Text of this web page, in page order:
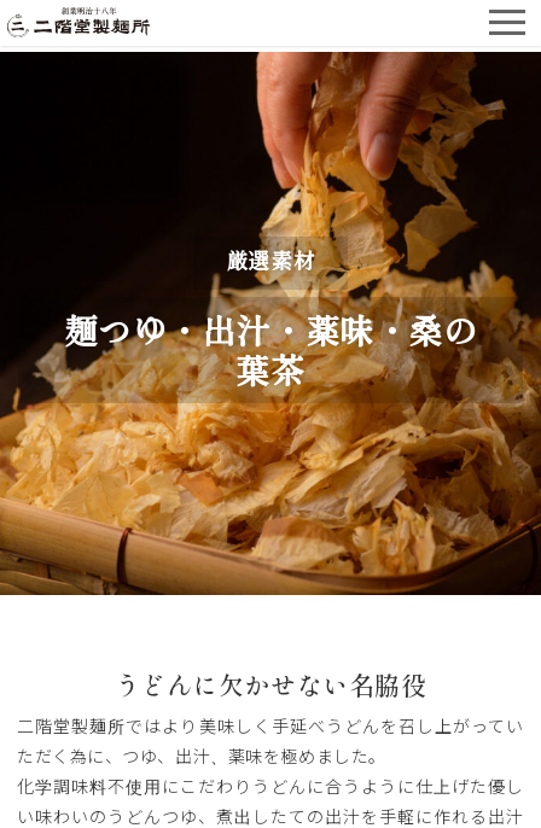
厳選素材
麺つゆ・出汁・薬味・桑の
葉茶
うどんに欠かせない名脇役
二階堂製麺所ではより美味しく手延べうどんを召し上がってい
ただく為に、つゆ、出汁、薬味を極めました。
化学調味料不使用にこだわりうどんに合うように仕上げた優し
い味わいのうどんつゆ、煮出したての出汁を手軽に作れる出汁